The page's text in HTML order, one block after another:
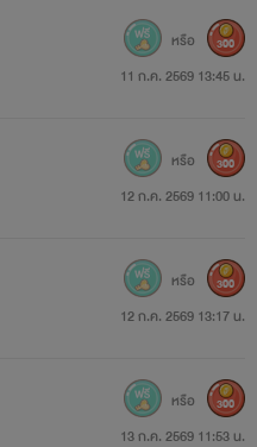
11 ก.ค. 2569 13:45 น.
หรือ 300
12 ก.ค. 2569 11:00 น.
หรือ 300
12 ก.ค. 2569 13:17 น.
หรือ 300
13 ก.ค. 2569 11:53 น.
หรือ 300